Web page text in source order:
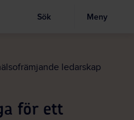
huvudinnehållet
Visa sökruta
Sök Meny
ledarskap
för ett